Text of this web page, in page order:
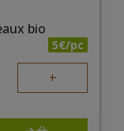
bio
5€/pc
+